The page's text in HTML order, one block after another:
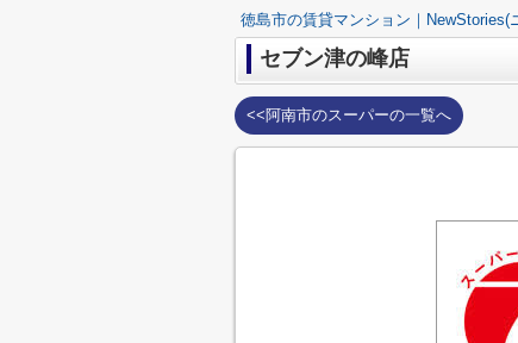
徳島市の賃貸マンション｜NewStories(
セブン津の峰店
<<阿南市のスーパーの一覧へ